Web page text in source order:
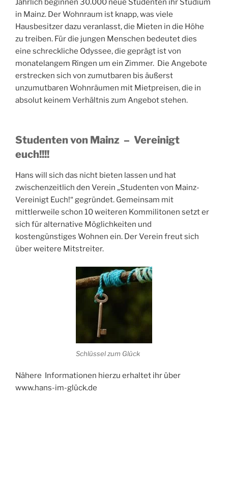
Jährlich beginnen 30.000 neue Studenten ihr Studium
in Mainz. Der Wohnraum ist knapp, was viele
Hausbesitzer dazu veranlasst, die Mieten in die Höhe
zu treiben. Für die jungen Menschen bedeutet dies
eine schreckliche Odyssee, die geprägt ist von
monatelangem Ringen um ein Zimmer. Die Angebote
erstrecken sich von zumutbaren bis äußerst
unzumutbaren Wohnräumen mit Mietpreisen, die in
absolut keinem Verhältnis zum Angebot stehen.
Studenten von Mainz – Vereinigt
euch!!!!
Hans will sich das nicht bieten lassen und hat
zwischenzeitlich den Verein „Studenten von Mainz-
Vereinigt Euch!“ gegründet. Gemeinsam mit
mittlerweile schon 10 weiteren Kommilitonen setzt er
sich für alternative Möglichkeiten und
kostengünstiges Wohnen ein. Der Verein freut sich
über weitere Mitstreiter.
Schlüssel zum Glück
Nähere Informationen hierzu erhaltet ihr über
www.hans-im-glück.de